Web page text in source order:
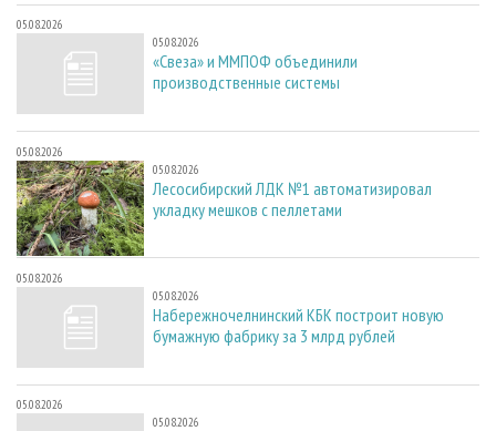
05.08.2026
05.08.2026
«Свеза» и ММПОФ объединили
производственные системы
05.08.2026
05.08.2026
Лесосибирский ЛДК №1 автоматизировал
укладку мешков с пеллетами
05.08.2026
05.08.2026
Набережночелнинский КБК построит новую
бумажную фабрику за 3 млрд рублей
05.08.2026
05.08.2026